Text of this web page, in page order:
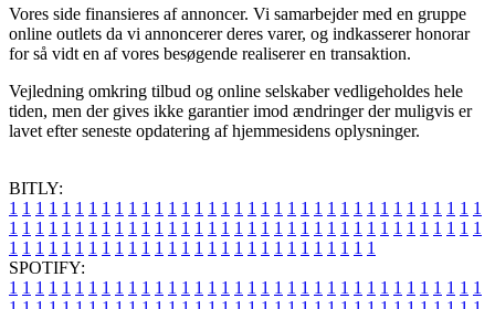
Vores side finansieres af annoncer. Vi samarbejder med en gruppe
online outlets da vi annoncerer deres varer, og indkasserer honorar
for så vidt en af vores besøgende realiserer en transaktion.
Vejledning omkring tilbud og online selskaber vedligeholdes hele
tiden, men der gives ikke garantier imod ændringer der muligvis er
lavet efter seneste opdatering af hjemmesidens oplysninger.
BITLY:
1 1 1 1 1 1 1 1 1 1 1 1 1 1 1 1 1 1 1 1 1 1 1 1 1 1 1 1 1 1 1 1 1 1 1 1
1 1 1 1 1 1 1 1 1 1 1 1 1 1 1 1 1 1 1 1 1 1 1 1 1 1 1 1 1 1 1 1 1 1 1 1
1 1 1 1 1 1 1 1 1 1 1 1 1 1 1 1 1 1 1 1 1 1 1 1 1 1 1 1
SPOTIFY:
1 1 1 1 1 1 1 1 1 1 1 1 1 1 1 1 1 1 1 1 1 1 1 1 1 1 1 1 1 1 1 1 1 1 1 1